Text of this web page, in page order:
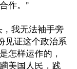
作。”
，我无法袖手旁
见证这个政治系
怎样运作的，
美国人民，践